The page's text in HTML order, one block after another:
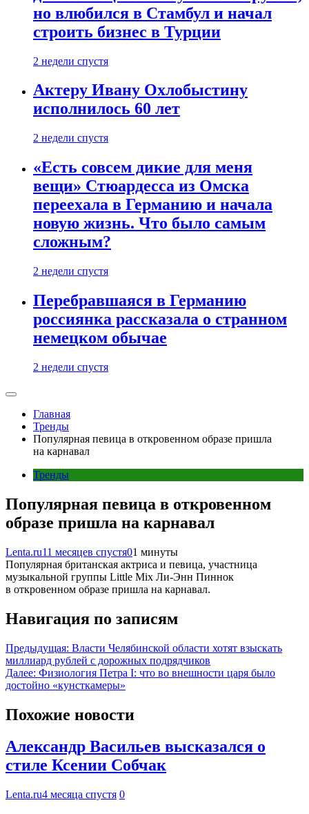
но влюбился в Стамбул и начал
строить бизнес в Турции
2 недели спустя
Актеру Ивану Охлобыстину
исполнилось 60 лет
2 недели спустя
«Есть совсем дикие для меня
вещи» Стюардесса из Омска
переехала в Германию и начала
новую жизнь. Что было самым
сложным?
2 недели спустя
Перебравшаяся в Германию
россиянка рассказала о странном
немецком обычае
2 недели спустя
Главная
Тренды
Популярная певица в откровенном образе пришла
на карнавал
Тренды
Популярная певица в откровенном
образе пришла на карнавал
Lenta.ru11 месяцев спустя01 минуты
Популярная британская актриса и певица, участница
музыкальной группы Little Mix Ли-Энн Пиннок
в откровенном образе пришла на карнавал.
Навигация по записям
Предыдущая: Власти Челябинской области хотят взыскать
миллиард рублей с дорожных подрядчиков
Далее: Физиология Петра I: что во внешности царя было
достойно «кунсткамеры»
Похожие новости
Александр Васильев высказался о
стиле Ксении Собчак
Lenta.ru4 месяца спустя 0